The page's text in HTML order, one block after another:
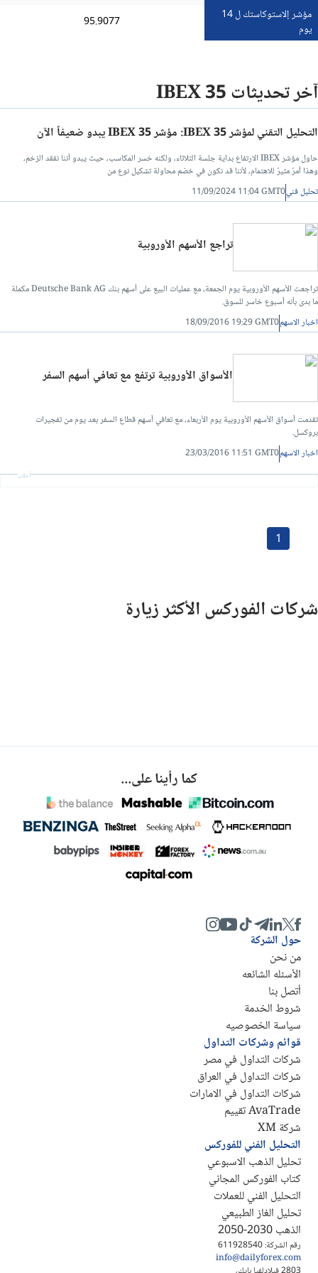
مؤشر إلاستوكاستك ل 14
يوم
95.9077
آخر تحديثات IBEX 35
التحليل التقني لمؤشر IBEX 35: مؤشر IBEX 35 يبدو ضعيفاً الآن
حاول مؤشر IBEX الارتفاع بداية جلسة الثلاثاء، ولكنه خسر المكاسب، حيث يبدو أننا نفقد الزخم،
وهذا أمرٌ مثيرٌ للاهتمام، لأننا قد نكون في خضم محاولة تشكيل نوع من
تحليل فني11/09/2024 11:04 GMT0
تراجع الأسهم الأوروبية
تراجعت الأسهم الأوروبية يوم الجمعة، مع عمليات البيع على أسهم بنك Deutsche Bank AG مكملة
ما بدى بأنه أسبوع خاسر للسوق.
اخبار الاسهم18/09/2016 19:29 GMT0
الأسواق الأوروبية ترتفع مع تعافي أسهم السفر
تقدمت أسواق الأسهم الأوروبية يوم الأربعاء، مع تعافي أسهم قطاع السفر بعد يوم من تفجيرات
بروكسل.
اخبار الاسهم23/03/2016 11:51 GMT0
أعلان
1
شركات الفوركس الأكثر زيارة
كما رأينا على...
رقم الشركة: 611928540
info@dailyforex.com
حول الشركة
من نحن
الأسئله الشائعه
أتصل بنا
شروط الخدمة
سياسة الخصوصيه
قوائم وشركات التداول
شركات التداول في مصر
شركات التداول في العراق
شركات التداول في الامارات
AvaTrade تقييم
شركة XM
التحليل الفني للفوركس
تحليل الذهب الاسبوعي
كتاب الفوركس المجاني
التحليل الفني للعملات
تحليل الغاز الطبيعي
الذهب 2030-2050